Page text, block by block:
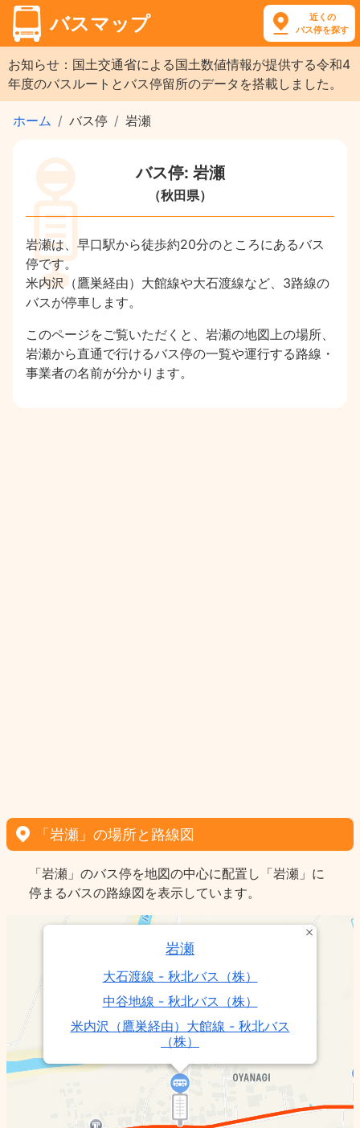
バスマップ
近くの
バス停を探す
お知らせ：国土交通省による国土数値情報が提供する令和4
年度のバスルートとバス停留所のデータを搭載しました。
ホーム バス停 岩瀬
バス停: 岩瀬
（秋田県）
岩瀬は、早口駅から徒歩約20分のところにあるバス
停です。
米内沢（鷹巣経由）大館線や大石渡線など、3路線の
バスが停車します。
このページをご覧いただくと、岩瀬の地図上の場所、
岩瀬から直通で行けるバス停の一覧や運行する路線・
事業者の名前が分かります。
「岩瀬」の場所と路線図
「岩瀬」のバス停を地図の中心に配置し「岩瀬」に
停まるバスの路線図を表示しています。
岩瀬
大石渡線 - 秋北バス（株）
中谷地線 - 秋北バス（株）
米内沢（鷹巣経由）大館線 - 秋北バス
（株）